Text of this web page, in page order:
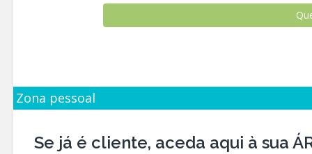
Zona pessoal
Se já é cliente, aceda aqui à sua